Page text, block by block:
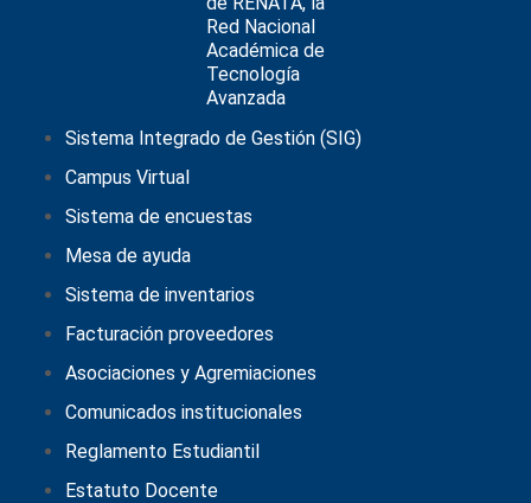
Sistema Integrado de Gestión (SIG)
Campus Virtual
Sistema de encuestas
Mesa de ayuda
Sistema de inventarios
Facturación proveedores
Asociaciones y Agremiaciones
Comunicados institucionales
Reglamento Estudiantil
Estatuto Docente